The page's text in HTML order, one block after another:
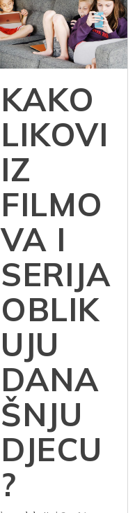
KAKO
LIKOVI
IZ
FILMO
VA I
SERIJA
OBLIK
UJU
DANA
ŠNJU
DJECU
?